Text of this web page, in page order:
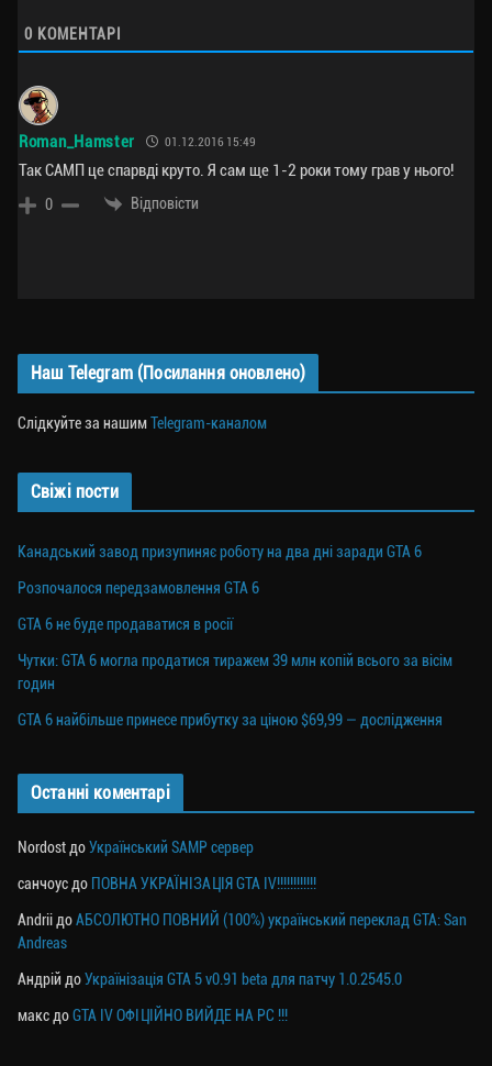
0 КОМЕНТАРІ
Roman_Hamster 01.12.2016 15:49
Так САМП це спарвді круто. Я сам ще 1-2 роки тому грав у нього!
0 Відповісти
Наш Telegram (Посилання оновлено)
Слідкуйте за нашимTelegram-каналом
Свіжі пости
Канадський завод призупиняє роботу на два дні заради GTA 6
Розпочалося передзамовлення GTA 6
GTA 6 не буде продаватися в росії
Чутки: GTA 6 могла продатися тиражем 39 млн копій всього за вісім
годин
GTA 6 найбільше принесе прибутку за ціною $69,99 — дослідження
Останні коментарі
NordostдоУкраїнський SAMP сервер
санчоусдо ПОВНА УКРАЇНІЗАЦІЯ GTA IV!!!!!!!!!!!!
AndriiдоАБСОЛЮТНО ПОВНИЙ (100%) український переклад GTA: San
Andreas
Андрій доУкраїнізація GTA 5 v0.91 beta для патчу 1.0.2545.0
максдоGTA IV ОФІЦІЙНО ВИЙДЕ НА PC !!!